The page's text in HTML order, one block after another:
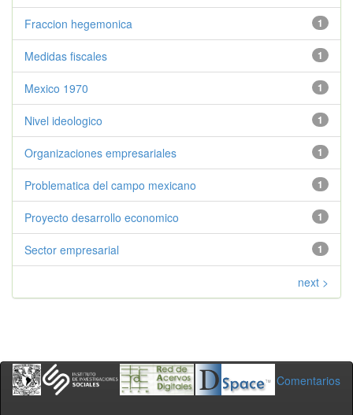
1
Fraccion hegemonica
1
Medidas fiscales
1
Mexico 1970
1
Nivel ideologico
1
Organizaciones empresariales
1
Problematica del campo mexicano
1
Proyecto desarrollo economico
1
Sector empresarial
next >
Comentarios